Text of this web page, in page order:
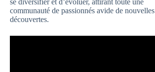
se diversifier et d’évoluer, attirant toute une
communauté de passionnés avide de nouvelles
découvertes.